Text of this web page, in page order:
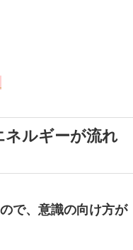
ネルギーが流れ
で、意識の向け方が